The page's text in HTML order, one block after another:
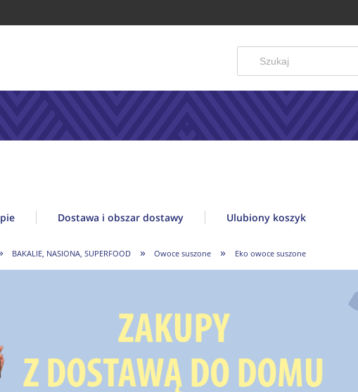
Dostawa i obszar dostawy Ulubiony koszyk
BAKALIE, NASIONA, SUPERFOOD » Owoce suszone » Eko owoce suszone